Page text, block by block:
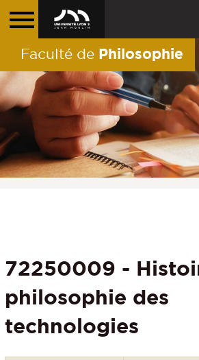
Faculté de Philosophie
72250009 -
philosophie des
technologies